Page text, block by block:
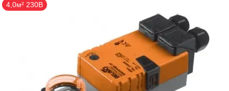
4,0м² 230В